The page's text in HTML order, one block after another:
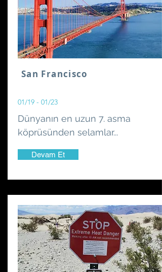
San Francisco
01/19 - 01/23
Dünyanın en uzun 7. asma
köprüsünden selamlar...
Devam Et